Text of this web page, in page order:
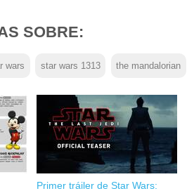
SOBRE:
wars star wars 1313 the mandalorian
Primer tráiler de Star Wars: